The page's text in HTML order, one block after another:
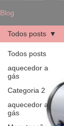
Blog
Todos posts
aquecedor a
gás
Categoria 2
aquecedor a
gás
Todos posts